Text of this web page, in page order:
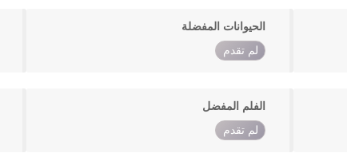
الحيوانات المفضلة
لم تقدم
الفلم المفضل
لم تقدم